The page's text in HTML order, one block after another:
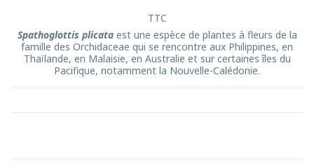
TTC
Spathoglottis plicataest une espèce de plantes à fleurs de la
famille des Orchidaceae qui se rencontre aux Philippines, en
Thaïlande, en Malaisie, en Australie et sur certaines îles du
Pacifique, notamment la Nouvelle-Calédonie.